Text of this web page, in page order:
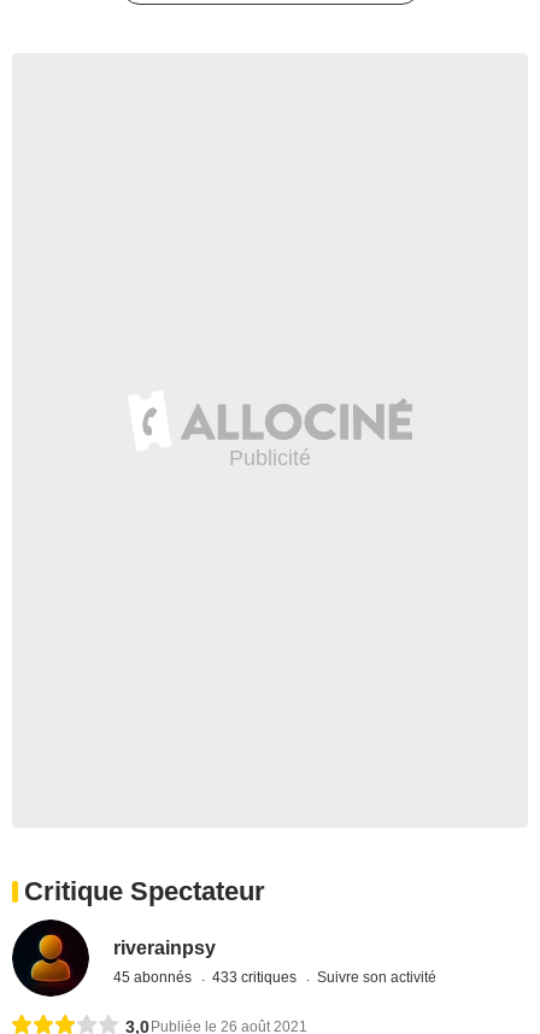
Critique Spectateur
riverainpsy
45 abonnés 433 critiques Suivre son activité
3,0 Publiée le 26 août 2021